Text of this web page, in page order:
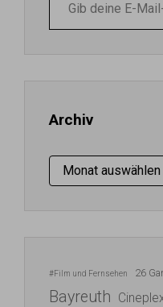
deine
E-
Archiv
Archiv
#Film und Fernsehen 26
Bayreuth